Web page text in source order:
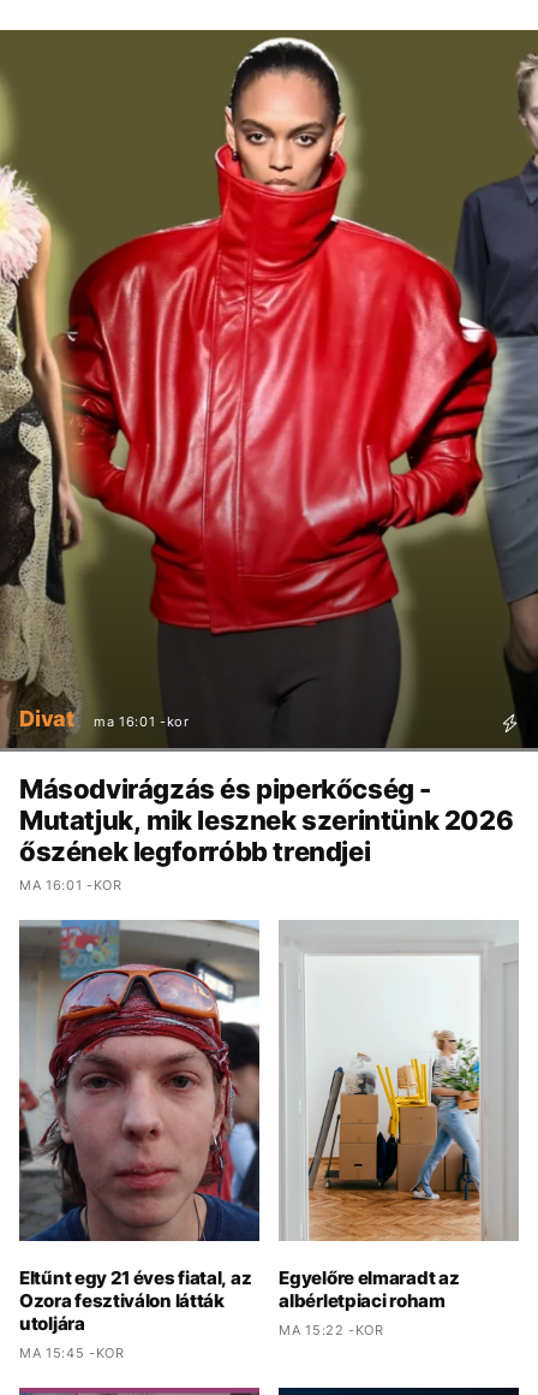
Divat ma 16:01 -kor
Másodvirágzás és piperkőcség -
Mutatjuk, mik lesznek szerintünk 2026
őszének legforróbb trendjei
MA 16:01 -KOR
Eltűnt egy 21 éves fiatal, az
Ozora fesztiválon látták
utoljára
MA 15:45 -KOR
Egyelőre elmaradt az
albérletpiaci roham
MA 15:22 -KOR